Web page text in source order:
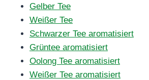
Gelber Tee
Weißer Tee
Schwarzer Tee aromatisiert
Grüntee aromatisiert
Oolong Tee aromatisiert
Weißer Tee aromatisiert